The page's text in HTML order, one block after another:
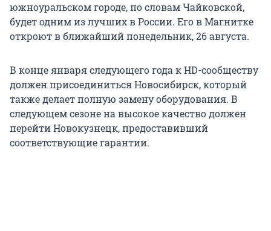
южноуральском городе, по словам Чайковской,
будет одним из лучших в России. Его в Магнитке
откроют в ближайший понедельник, 26 августа.
В конце января следующего года к HD-сообществу
должен присоединиться Новосибирск, который
также делает полную замену оборудования. В
следующем сезоне на высокое качество должен
перейти Новокузнецк, предоставивший
соответствующие гарантии.